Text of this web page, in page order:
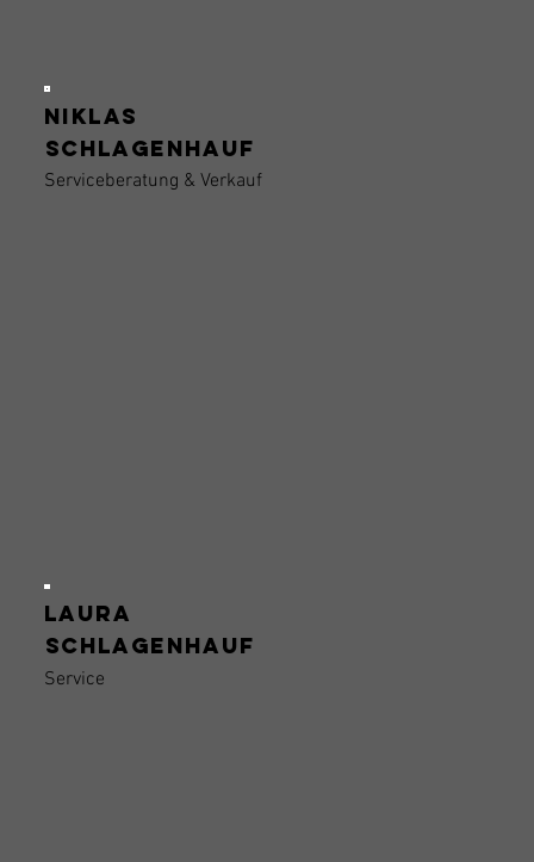
Niklas
Schlagenhauf
Serviceberatung & Verkauf
Laura
Schlagenhauf
Service